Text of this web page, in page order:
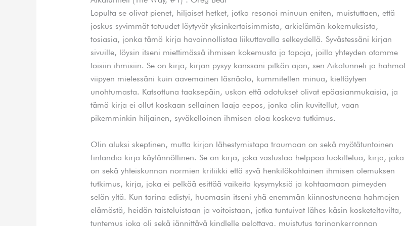
Lopulta se olivat pienet, hiljaiset hetket, jotka resonoi minuun eniten, muistuttaen, että
joskus syvimmät totuudet löytyvät yksinkertaisimmista, arkielämän kokemuksista,
tosiasia, jonka tämä kirja havainnollistaa liikuttavalla selkeydellä. Syvästessäni kirjan
sivuille, löysin itseni miettimässä ihmisen kokemusta ja tapoja, joilla yhteyden otamme
toisiin ihmisiin. Se on kirja, kirjan pysyy kanssani pitkän ajan, sen Aikatunneli ja hahmot
viipyen mielessäni kuin aavemainen läsnäolo, kummitellen minua, kieltäytyen
unohtumasta. Katsottuna taaksepäin, uskon että odotukset olivat epäasianmukaisia, ja
tämä kirja ei ollut koskaan sellainen laaja eepos, jonka olin kuvitellut, vaan
pikemminkin hiljainen, syväkelloinen ihmisen oloa koskeva tutkimus.
Olin aluksi skeptinen, mutta kirjan lähestymistapa traumaan on sekä myötätuntoinen
finlandia kirja​ käytännöllinen. Se on kirja, joka vastustaa helppoa luokittelua, kirja, joka
on sekä yhteiskunnan normien kritiikki että syvä henkilökohtainen ihmisen olemuksen
tutkimus, kirja, joka ei pelkää esittää vaikeita kysymyksiä ja kohtaamaan pimeyden
selän yltä. Kun tarina edistyi, huomasin itseni yhä enemmän kiinnostuneena hahmojen
elämästä, heidän taisteluistaan ja voitoistaan, jotka tuntuivat lähes käsin kosketeltavilta,
tuntemus joka oli sekä jännittävä kindlelle pelottava, muistutus tarinankerronnan